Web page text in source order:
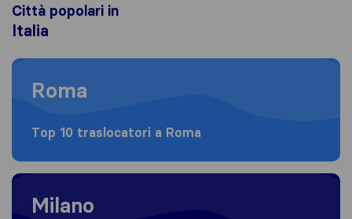
Città popolari in
Italia
Moving to Roma
Roma
Top 10 traslocatori a Roma
Moving to Milano
Milano